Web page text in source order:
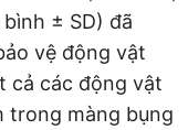
± SD) đã
vệ động vật
cả các động vật
trong màng bụng